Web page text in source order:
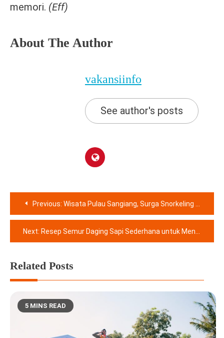
memori. (Eff)
About The Author
vakansiinfo
See author's posts
Navigasi
pos
Previous: Wisata Pulau Sangiang, Surga Snorkeling dan Trekking Dekat Jakarta
Next: Resep Semur Daging Sapi Sederhana untuk Menu Favorit Idul Adha
Related Posts
5 MINS READ